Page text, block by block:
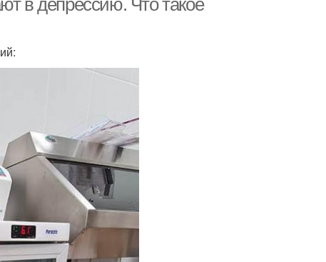
в депрессию. Что такое